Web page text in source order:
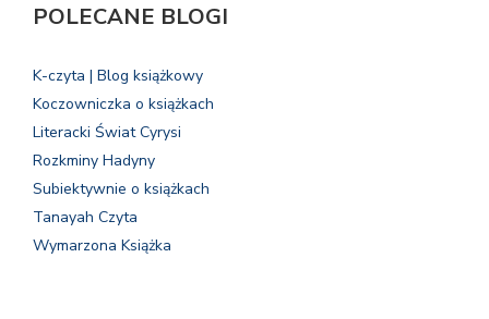
POLECANE BLOGI
K-czyta | Blog książkowy
Koczowniczka o książkach
Literacki Świat Cyrysi
Rozkminy Hadyny
Subiektywnie o książkach
Tanayah Czyta
Wymarzona Książka